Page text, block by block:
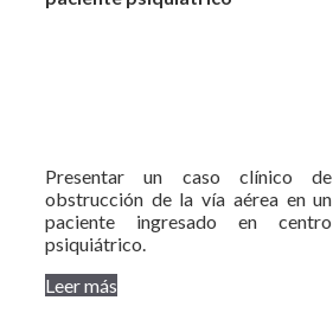
Presentar un caso clínico de
obstrucción de la vía aérea en un
paciente ingresado en centro
psiquiátrico.
Leer más